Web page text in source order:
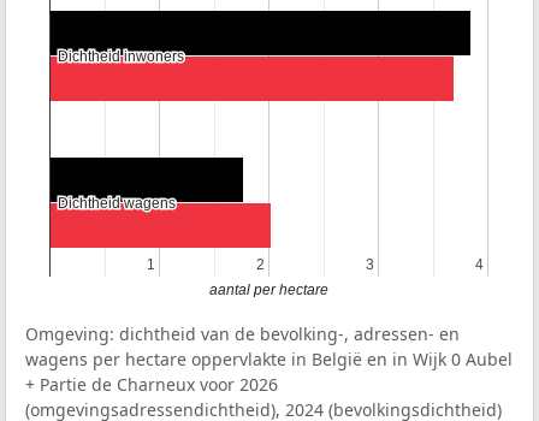
1
1 2
2 3
3 4
4
Dichtheid inwoners
Dichtheid inwoners
Dichtheid wagens
Dichtheid wagens
aantal per hectare
Omgeving: dichtheid van de bevolking-, adressen- en
wagens per hectare oppervlakte in België en in Wijk 0 Aubel
+ Partie de Charneux voor 2026
(omgevingsadressendichtheid), 2024 (bevolkingsdichtheid)